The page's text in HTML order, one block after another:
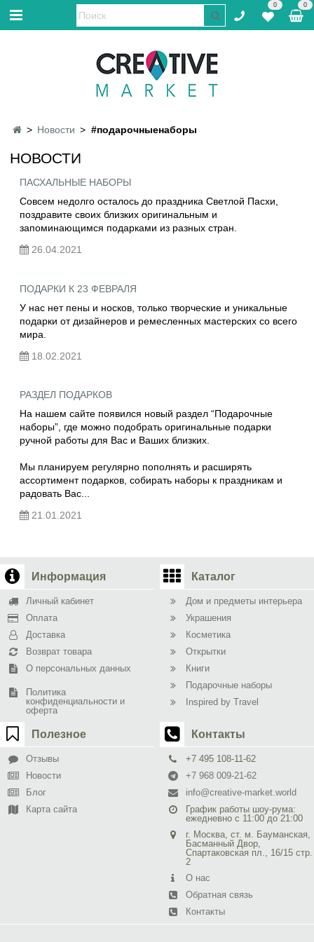
0 0
Новости #подарочныенаборы
НОВОСТИ
ПАСХАЛЬНЫЕ НАБОРЫ
Совсем недолго осталось до праздника Светлой Пасхи,
поздравите своих близких оригинальным и
запоминающимся подарками из разных стран.
26.04.2021
ПОДАРКИ К 23 ФЕВРАЛЯ
У нас нет пены и носков, только творческие и уникальные
подарки от дизайнеров и ремесленных мастерских со всего
мира.
18.02.2021
РАЗДЕЛ ПОДАРКОВ
На нашем сайте появился новый раздел “Подарочные
наборы”, где можно подобрать оригинальные подарки
ручной работы для Вас и Ваших близких.
Мы планируем регулярно пополнять и расширять
ассортимент подарков, собирать наборы к праздникам и
радовать Вас...
21.01.2021
Информация
Личный кабинет
Оплата
Доставка
Возврат товара
О персональных данных
Политика
конфиденциальности и
оферта
Каталог
Дом и предметы интерьера
Украшения
Косметика
Открытки
Книги
Подарочные наборы
Inspired by Travel
Полезное
Отзывы
Новости
Блог
Карта сайта
Контакты
+7 495 108-11-62
+7 968 009-21-62
info@creative-market.world
График работы шоу-рума:
ежедневно с 11:00 до 21:00
г. Москва, ст. м. Бауманская,
Басманный Двор,
Спартаковская пл., 16/15 стр.
2
О нас
Обратная связь
Контакты